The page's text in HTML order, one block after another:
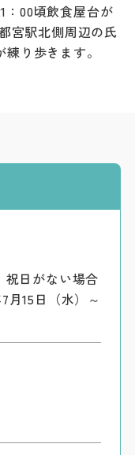
：00頃飲食屋台が
宮駅北側周辺の氏
り歩きます。
日がない場合
月15日（水）～